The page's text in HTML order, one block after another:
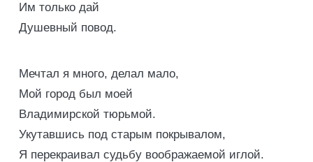
Им только дай
Душевный повод.
Мечтал я много, делал мало,
Мой город был моей
Владимирской тюрьмой.
Укутавшись под старым покрывалом,
Я перекраивал судьбу воображаемой иглой.